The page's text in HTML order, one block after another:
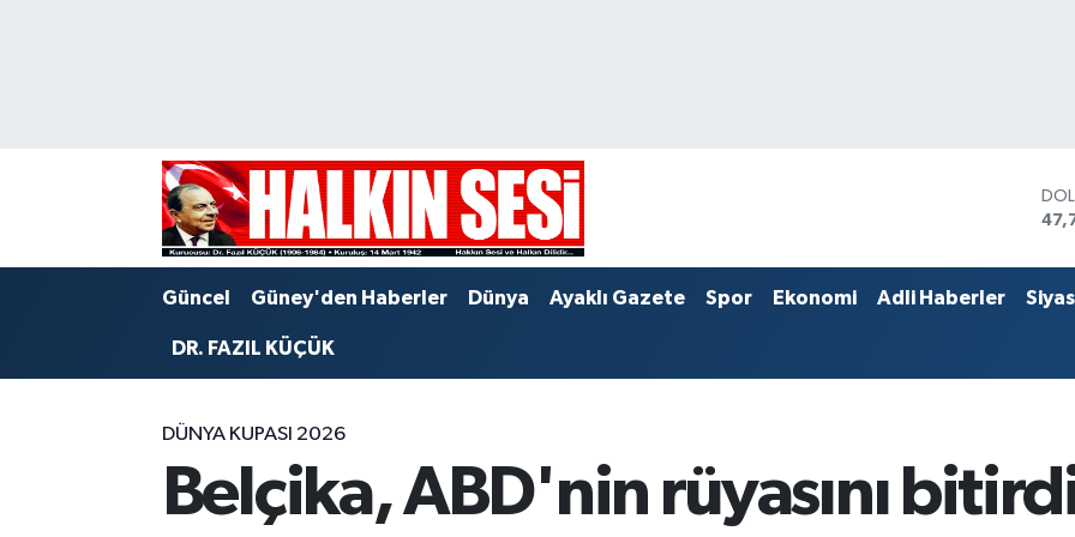
Güncel Güney'den Haberler Dünya Ayaklı Gazete Spor Ekonomi Adli Haberler
DR. FAZIL KÜÇÜK
DÜNYA KUPASI 2026
Belçika, ABD'nin rüyasını
Trafik Durumu
Puan Durumu ve Fikstür